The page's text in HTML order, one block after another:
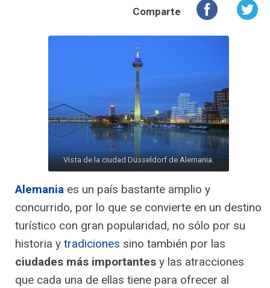
Comparte
Vista de la ciudad Düsseldorf de Alemania.
Alemania es un país bastante amplio y
concurrido, por lo que se convierte en un destino
turístico con gran popularidad, no sólo por su
historia y tradiciones sino también por las
ciudades más importantes y las atracciones
que cada una de ellas tiene para ofrecer al